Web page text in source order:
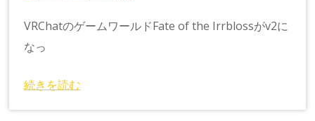
VRChatのゲームワールドFate of the Irrblossがv2に
なっ
続きを読む